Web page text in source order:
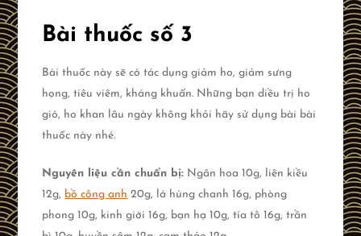
Bài thuốc số 3
Bài thuốc này sẽ có tác dụng giảm ho, giảm sưng
họng, tiêu viêm, kháng khuẩn. Những bạn diều trị ho
gió, ho khan lâu ngày không khỏi hãy sử dụng bài bài
thuốc này nhé.
Nguyên liệu cần chuẩn bị: Ngân hoa 10g, liên kiều
12g, bồ công anh 20g, lá húng chanh 16g, phòng
phong 10g, kinh giới 16g, bạn hạ 10g, tía tô 16g, trần